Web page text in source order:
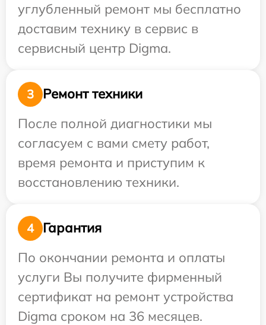
углубленный ремонт мы бесплатно
доставим технику в сервис в
сервисный центр Digma.
3
Ремонт техники
После полной диагностики мы
согласуем с вами смету работ,
время ремонта и приступим к
восстановлению техники.
4
Гарантия
По окончании ремонта и оплаты
услуги Вы получите фирменный
сертификат на ремонт устройства
Digma сроком на 36 месяцев.